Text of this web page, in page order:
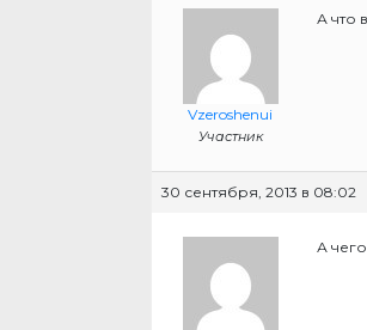
Vzeroshenui
Участник
А что
30 сентября, 2013 в 08:02
А